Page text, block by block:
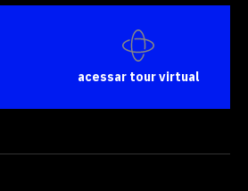
acessar tour virtual